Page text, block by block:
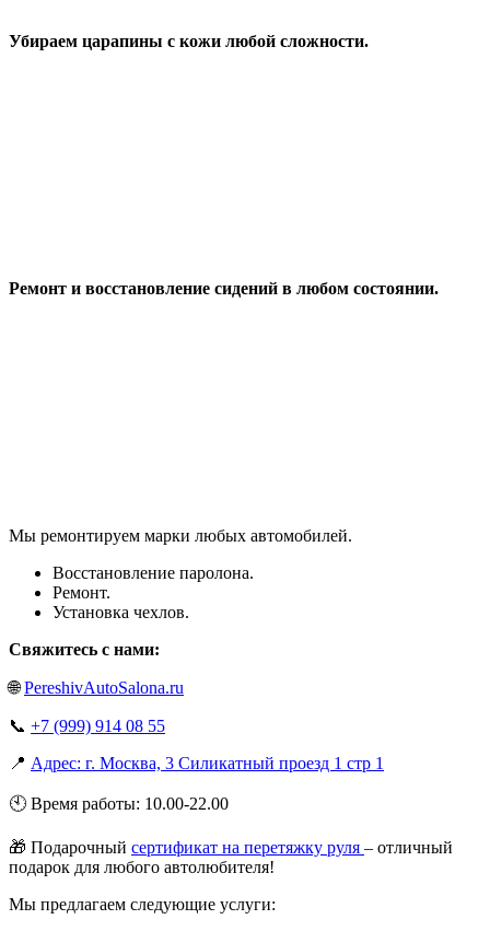
Убираем царапины с кожи любой сложности.
Ремонт и восстановление сидений в любом состоянии.
Мы ремонтируем марки любых автомобилей.
Восстановление паролона.
Ремонт.
Установка чехлов.
Свяжитесь с нами:
🌐PereshivAutoSalona.ru
📞 +7 (999) 914 08 55
📍 Адрес: г. Москва, 3 Силикатный проезд 1 стр 1
🕙 Время работы: 10.00-22.00
🎁 Подарочный сертификат на перетяжку руля – отличный
подарок для любого автолюбителя!
Мы предлагаем следующие услуги: